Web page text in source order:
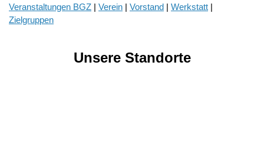
Veranstaltungen BGZ | Verein | Vorstand | Werkstatt |
Zielgruppen
Unsere Standorte